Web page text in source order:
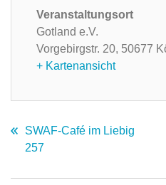
Veranstaltungsort
Gotland e.V.
Vorgebirgstr. 20, 50677
+ Kartenansicht
SWAF-Café im Liebig
257